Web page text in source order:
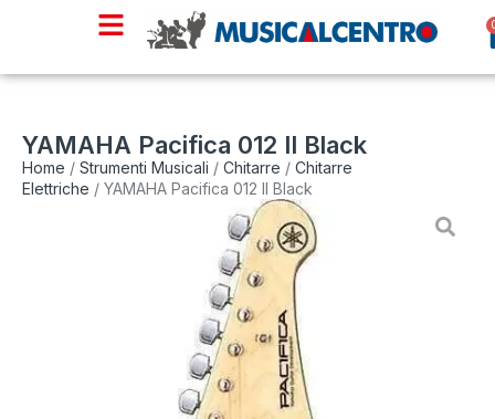
YAMAHA Pacifica 012 II Black
Home / Strumenti Musicali / Chitarre / Chitarre
Elettriche / YAMAHA Pacifica 012 II Black